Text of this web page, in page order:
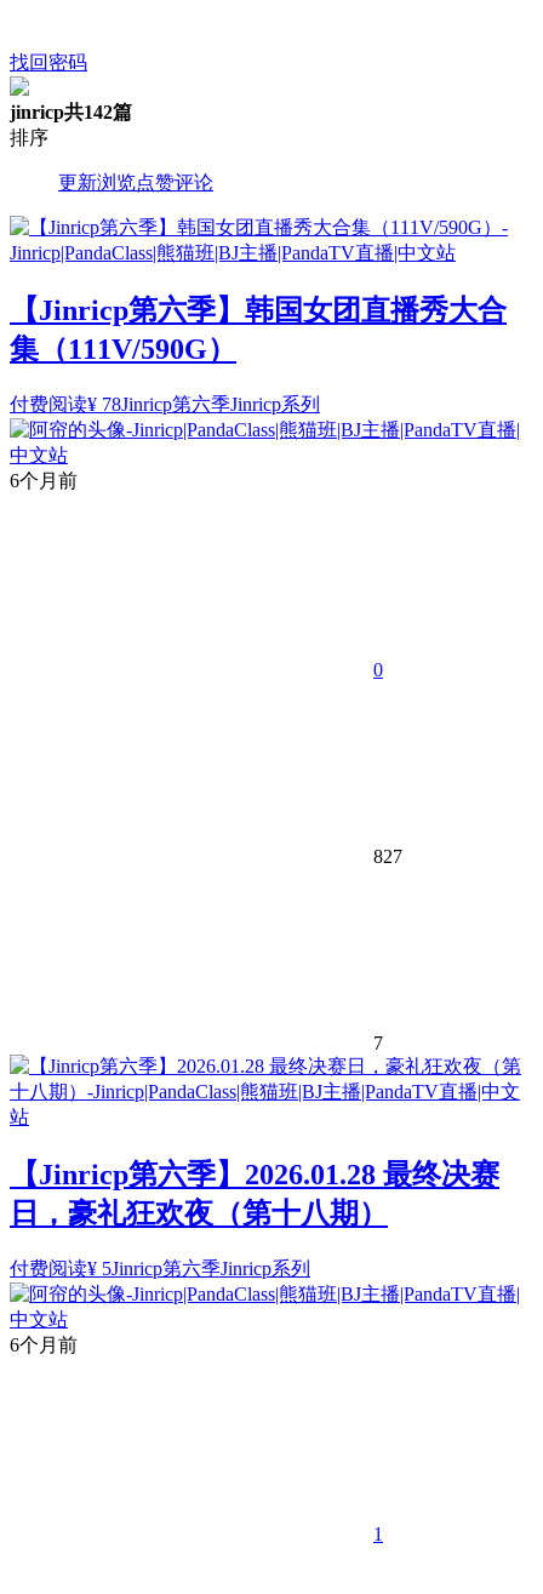
找回密码
jinricp共142篇
排序
更新浏览点赞评论
【Jinricp第六季】韩国女团直播秀大合
集（111V/590G）
付费阅读¥ 78Jinricp第六季Jinricp系列
6个月前
0
827
7
【Jinricp第六季】2026.01.28 最终决赛
日，豪礼狂欢夜（第十八期）
付费阅读¥ 5Jinricp第六季Jinricp系列
6个月前
1